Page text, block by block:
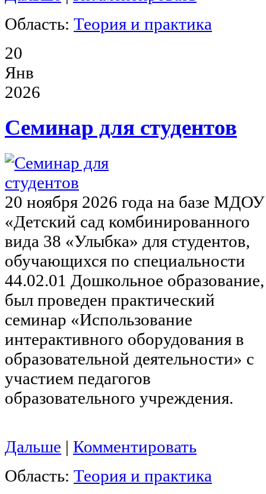
Область: Теория и практика
20
Янв
2026
Семинар для студентов
20 ноября 2026 года на базе МДОУ
«Детский сад комбинированного
вида 38 «Улыбка» для студентов,
обучающихся по специальности
44.02.01 Дошкольное образование,
был проведен практический
семинар «Использование
интерактивного оборудования в
образовательной деятельности» с
участием педагогов
образовательного учреждения.
Дальше | Комментировать
Область: Теория и практика